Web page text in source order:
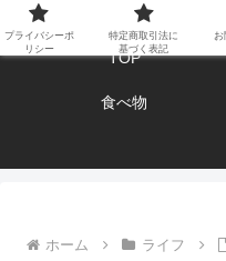
エンジョ
TOP
食べ物
ホーム ライフ
プライバシーポ
リシー
特定商取引法に
基づく表記
お